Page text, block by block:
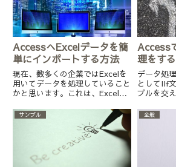
AccessへExcelデータを簡
単にインポートする方法
現在、数多くの企業ではExcelを
用いてデータを処理していること
かと思います。これは、Excelが
ると思います。しかしながら、デ
ータ数が多くなるとExcelでの処
理は時間がかかり、またエラーの
要因にもなります。そこで、
Accessでデータ処理をすること
が業務効率の改善に繋がると考え
Access
理をす
データ処
としてIIf
プルを交
サンプル 全般